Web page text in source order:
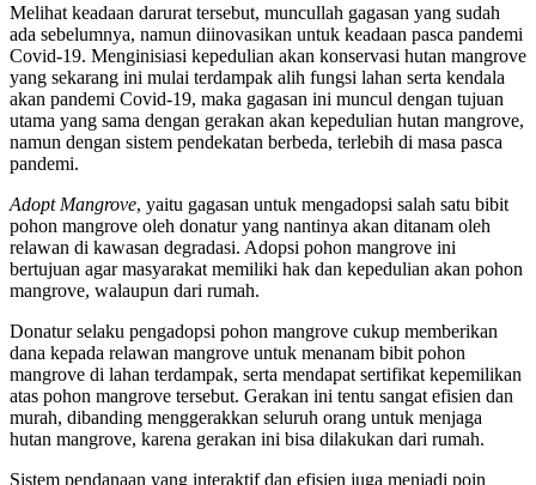
Melihat keadaan darurat tersebut, muncullah gagasan yang sudah
ada sebelumnya, namun diinovasikan untuk keadaan pasca pandemi
Covid-19. Menginisiasi kepedulian akan konservasi hutan mangrove
yang sekarang ini mulai terdampak alih fungsi lahan serta kendala
akan pandemi Covid-19, maka gagasan ini muncul dengan tujuan
utama yang sama dengan gerakan akan kepedulian hutan mangrove,
namun dengan sistem pendekatan berbeda, terlebih di masa pasca
pandemi.
Adopt Mangrove, yaitu gagasan untuk mengadopsi salah satu bibit
pohon mangrove oleh donatur yang nantinya akan ditanam oleh
relawan di kawasan degradasi. Adopsi pohon mangrove ini
bertujuan agar masyarakat memiliki hak dan kepedulian akan pohon
mangrove, walaupun dari rumah.
Donatur selaku pengadopsi pohon mangrove cukup memberikan
dana kepada relawan mangrove untuk menanam bibit pohon
mangrove di lahan terdampak, serta mendapat sertifikat kepemilikan
atas pohon mangrove tersebut. Gerakan ini tentu sangat efisien dan
murah, dibanding menggerakkan seluruh orang untuk menjaga
hutan mangrove, karena gerakan ini bisa dilakukan dari rumah.
Sistem pendanaan yang interaktif dan efisien juga menjadi poin